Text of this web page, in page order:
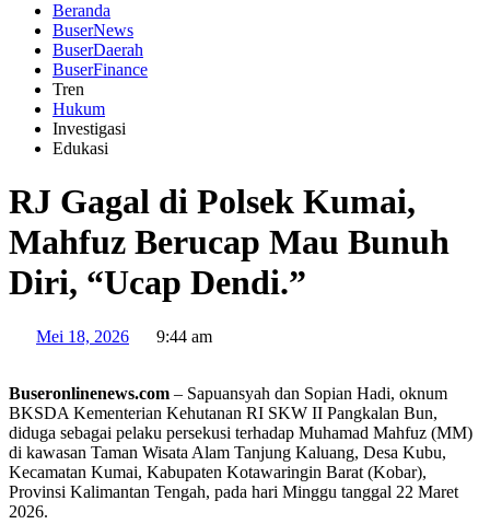
Beranda
BuserNews
BuserDaerah
BuserFinance
Tren
Hukum
Investigasi
Edukasi
RJ Gagal di Polsek Kumai,
Mahfuz Berucap Mau Bunuh
Diri, “Ucap Dendi.”
Mei 18, 2026 9:44 am
Buseronlinenews.com – Sapuansyah dan Sopian Hadi, oknum
BKSDA Kementerian Kehutanan RI SKW II Pangkalan Bun,
diduga sebagai pelaku persekusi terhadap Muhamad Mahfuz (MM)
di kawasan Taman Wisata Alam Tanjung Kaluang, Desa Kubu,
Kecamatan Kumai, Kabupaten Kotawaringin Barat (Kobar),
Provinsi Kalimantan Tengah, pada hari Minggu tanggal 22 Maret
2026.